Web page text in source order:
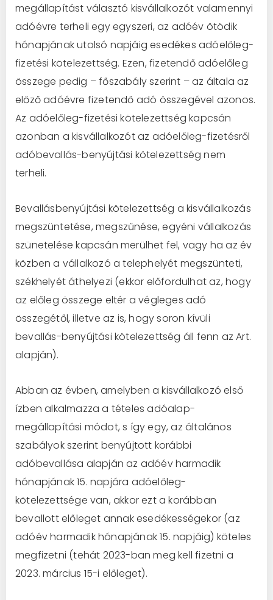
megállapítást választó kisvállalkozót valamennyi
adóévre terheli egy egyszeri, az adóév ötödik
hónapjának utolsó napjáig esedékes adóelőleg-
fizetési kötelezettség. Ezen, fizetendő adóelőleg
összege pedig – főszabály szerint – az általa az
előző adóévre fizetendő adó összegével azonos.
Az adóelőleg-fizetési kötelezettség kapcsán
azonban a kisvállalkozót az adóelőleg-fizetésről
adóbevallás-benyújtási kötelezettség nem
terheli.
Bevallásbenyújtási kötelezettség a kisvállalkozás
megszüntetése, megszűnése, egyéni vállalkozás
szünetelése kapcsán merülhet fel, vagy ha az év
közben a vállalkozó a telephelyét megszünteti,
székhelyét áthelyezi (ekkor előfordulhat az, hogy
az előleg összege eltér a végleges adó
összegétől, illetve az is, hogy soron kívüli
bevallás-benyújtási kötelezettség áll fenn az Art.
alapján).
Abban az évben, amelyben a kisvállalkozó első
ízben alkalmazza a tételes adóalap-
megállapítási módot, s így egy, az általános
szabályok szerint benyújtott korábbi
adóbevallása alapján az adóév harmadik
hónapjának 15. napjára adóelőleg-
kötelezettsége van, akkor ezt a korábban
bevallott előleget annak esedékességekor (az
adóév harmadik hónapjának 15. napjáig) köteles
megfizetni (tehát 2023-ban meg kell fizetni a
2023. március 15-i előleget).